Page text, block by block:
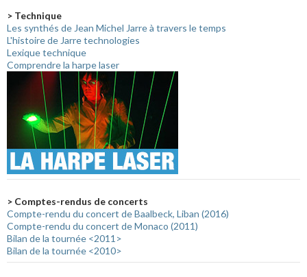
> Technique
Les synthés de Jean Michel Jarre à travers le temps
L'histoire de Jarre technologies
Lexique technique
Comprendre la harpe laser
> Comptes-rendus de concerts
Compte-rendu du concert de Baalbeck, Liban (2016)
Compte-rendu du concert de Monaco (2011)
Bilan de la tournée <2011>
Bilan de la tournée <2010>